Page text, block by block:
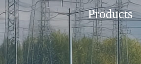
Products